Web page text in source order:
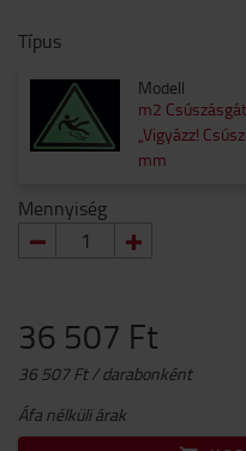
Típus
Modell
m2
„Vigyázz!
mm
Mennyiség
36 507 Ft
36 507 Ft / darabonként
Áfa nélküli árak